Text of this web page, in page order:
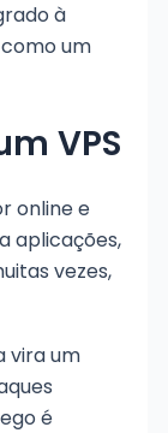
à
um
VPS
online e
aplicações,
vezes,
vira um
é